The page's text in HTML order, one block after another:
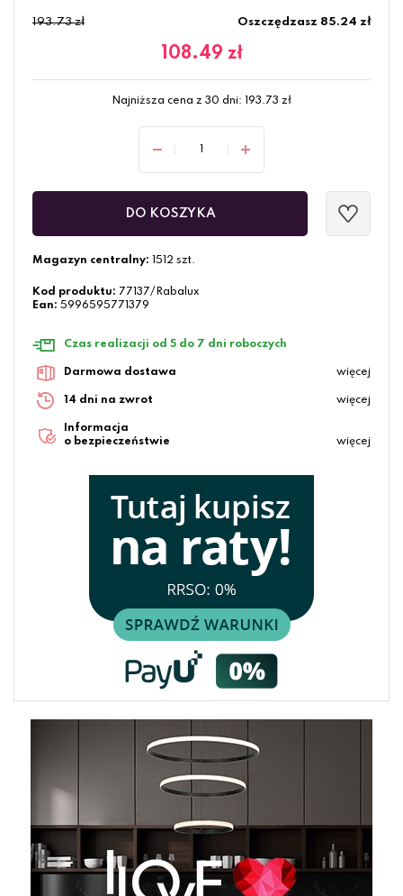
193.73 zł Oszczędzasz 85.24 zł
108.49 zł
Najniższa cena z 30 dni: 193.73 zł
DO KOSZYKA
Magazyn centralny: 1512 szt.
Kod produktu: 77137/Rabalux
Ean: 5996595771379
Czas realizacji od 5 do 7 dni roboczych
Darmowa dostawa więcej
14 dni na zwrot więcej
Informacja
o bezpieczeństwie
więcej